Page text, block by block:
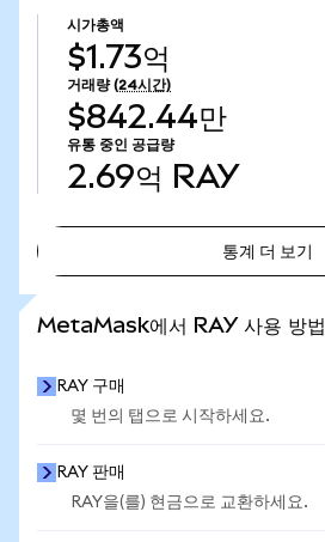
시가총액
$1.73억
거래량 (24시간)
$842.44만
유통 중인 공급량
2.69억 RAY
통계 더 보기
MetaMask에서 RAY 사용 방법
RAY 구매
몇 번의 탭으로 시작하세요.
RAY 판매
RAY을(를) 현금으로 교환하세요.